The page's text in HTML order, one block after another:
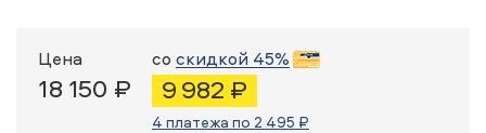
Цена
18 150 ₽
со скидкой 45%
9 982 ₽
4 платежа по 2 495 ₽